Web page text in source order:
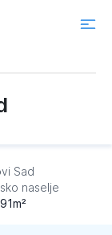
Sad
naselje